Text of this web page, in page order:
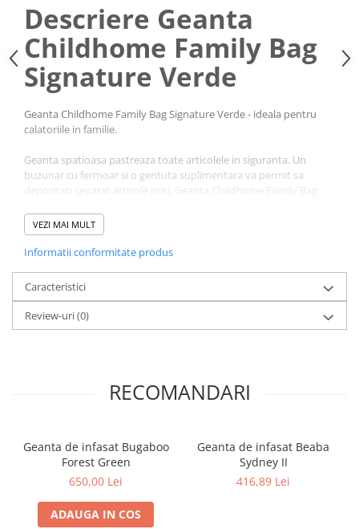
Descriere Geanta
Childhome Family Bag
Signature Verde
Geanta Childhome Family Bag Signature Verde - ideala pentru
calatoriile in familie.
Geanta spatioasa pastreaza toate articolele in siguranta. Un
buzunar cu fermoar si o gentuta suplimentara va permit sa
depozitati separat articole mici. Geanta Childhome Family Bag
Caracteristici Geanta
Childhome Family Bag
Signature Verde:
Geanta foarte practica, cu un design original Belgian.
Inchidere simpla cu magnet.
Gentuta detasabila.
VEZI MAI MULT
Informatii conformitate produs
Caracteristici
Review-uri(0)
RECOMANDARI
Geanta de infasat Bugaboo
Forest Green
650,00 Lei
ADAUGA IN COS
Geanta de infasat Beaba
Sydney II
416,89 Lei